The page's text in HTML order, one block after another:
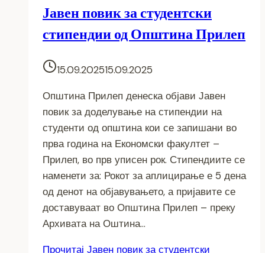
Јавен повик за студентски
стипендии од Општина Прилеп
15.09.202515.09.2025
Општина Прилеп денеска објави Јавен
повик за доделување на стипендии на
студенти од општина кои се запишани во
прва година на Економски факултет –
Прилеп, во прв уписен рок. Стипендиите се
наменети за: Рокот за аплицирање е 5 дена
од денот на објавувањето, а пријавите се
доставуваат во Општина Прилеп – преку
Архивата на Оштина…
Прочитај Јавен повик за студентски